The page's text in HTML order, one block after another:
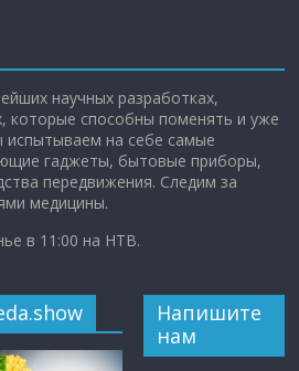
научных разработках,
которые способны поменять и уже
на себе самые
гаджеты, бытовые приборы,
передвижения. Следим за
медицины.
в 11:00 на НТВ.
Напишите
нам